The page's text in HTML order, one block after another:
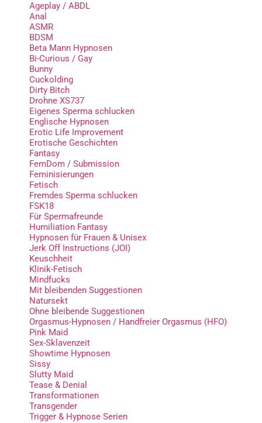
Ageplay / ABDL
Anal
ASMR
BDSM
Beta Mann Hypnosen
Bi-Curious / Gay
Bunny
Cuckolding
Dirty Bitch
Drohne XS737
Eigenes Sperma schlucken
Englische Hypnosen
Erotic Life Improvement
Erotische Geschichten
Fantasy
FemDom / Submission
Feminisierungen
Fetisch
Fremdes Sperma schlucken
FSK18
Für Spermafreunde
Humiliation Fantasy
Hypnosen für Frauen & Unisex
Jerk Off Instructions (JOI)
Keuschheit
Klinik-Fetisch
Mindfucks
Mit bleibenden Suggestionen
Natursekt
Ohne bleibende Suggestionen
Orgasmus-Hypnosen / Handfreier Orgasmus (HFO)
Pink Maid
Sex-Sklavenzeit
Showtime Hypnosen
Sissy
Slutty Maid
Tease & Denial
Transformationen
Transgender
Trigger & Hypnose Serien